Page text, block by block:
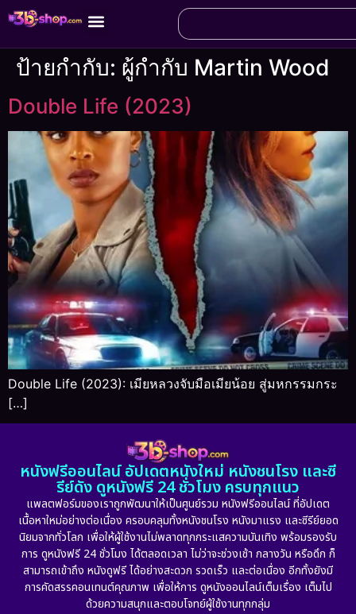
ป้ายกำกับ: ผู้กำกับ Martin Wood
Double Life (2023)
Double Life (2023): เมียหลวงจับมือเมียน้อย สู่มหกรรมกระ
[…]
หนังฟรีออนไลน์ อัปเดตหนังใหม่ หนังชนโรง และซี
รีย์ดัง ดูหนังฟรี 24 ชั่วโมง ครบทุกแนว
แพลตฟอร์มของเราถูกพัฒนาให้เป็นศูนย์รวม หนังฟรีออนไลน์ ที่อัปเดต
เนื้อหาใหม่อย่างต่อเนื่อง ครอบคลุมทั้งหนังชนโรง หนังมาแรง และซีรีย์ยอด
นิยมจากทั่วโลก เพื่อให้ผู้ใช้งานไม่พลาดทุกกระแสความบันเทิง พร้อมรองรับ
การ ดูหนังฟรี 24 ชั่วโมง ได้ตลอดเวลา ไม่ว่าจะช่วงเช้า กลางวัน หรือดึก ก็
สามารถเข้าถึง หนังดูฟรี ได้อย่างสะดวก รวดเร็ว และต่อเนื่อง อีกทั้งยังมี
การคัดสรรคอนเทนต์คุณภาพ เพื่อให้การ ดูหนังออนไลน์เต็มเรื่อง เต็มไป
ด้วยความสนุกและตอบโจทย์ผู้ใช้งานทุกกลุ่ม